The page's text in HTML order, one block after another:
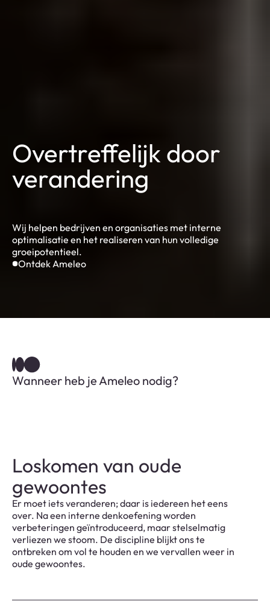
Overtreffelijk door
verandering
Ontdek Ameleo
Wij helpen bedrijven en organisaties met interne
optimalisatie en het realiseren van hun volledige
groeipotentieel.
Wanneer heb je Ameleo nodig?
Loskomen van oude
gewoontes
Er moet iets veranderen; daar is iedereen het eens
over. Na een interne denkoefening worden
verbeteringen geïntroduceerd, maar stelselmatig
verliezen we stoom. De discipline blijkt ons te
ontbreken om vol te houden en we vervallen weer in
oude gewoontes.